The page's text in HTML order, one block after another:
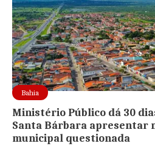
Bahia
Ministério Público dá 30
Santa Bárbara apresentar
municipal questionada